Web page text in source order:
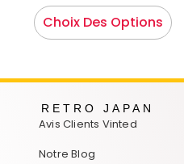
Choix Des Options
RETRO JAPAN
Avis Clients Vinted
Notre Blog